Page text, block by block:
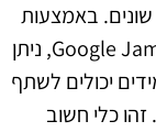
באמצעות
פלטפורמות שיתוף כמו Padlet או Google Jamboard, ניתן
יכולים לשתף
כלי חשוב